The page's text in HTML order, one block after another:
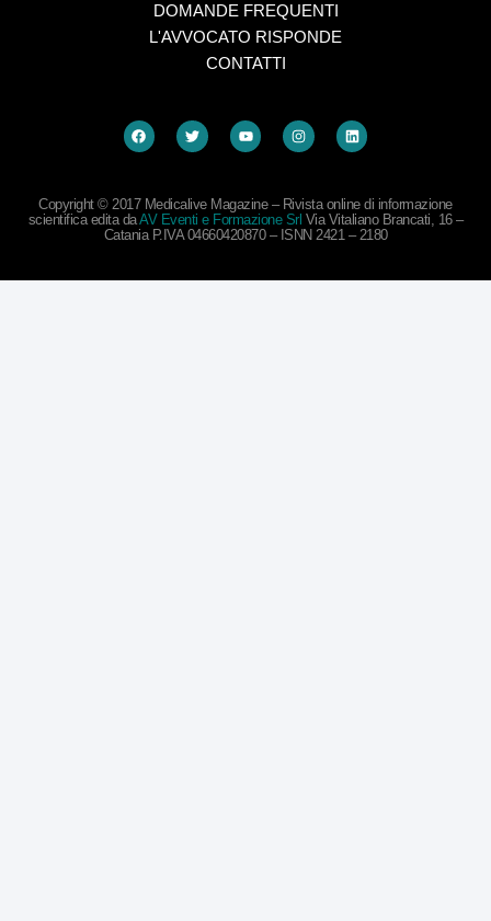
DOMANDE FREQUENTI
L'AVVOCATO RISPONDE
CONTATTI
Copyright © 2017 Medicalive Magazine – Rivista online di informazione
scientifica edita daAV Eventi e Formazione Srl Via Vitaliano Brancati, 16 –
Catania P.IVA 04660420870 – ISNN 2421 – 2180